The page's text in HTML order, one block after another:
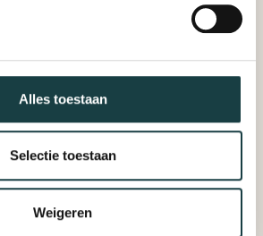
Alles toestaan
Selectie toestaan
Weigeren